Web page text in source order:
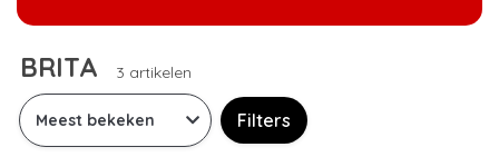
BRITA 3 artikelen
Filters